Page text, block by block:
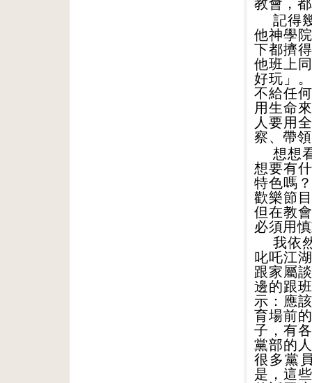
教會，
記得
他神學
下都擠
他班上
好玩」
不給任
用生命
人要用
察、帶
想想
想要有
特色嗎
歡樂節
但在教
必須用
我依
叱吒江
跟家屬
邊的跟
示：應
育場前
子，有
黨部的
很多黨
是，這